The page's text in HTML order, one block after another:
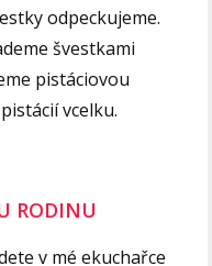
odpeckujeme.
švestkami
pistáciovou
vcelku.
RODINU
v mé ekuchařce